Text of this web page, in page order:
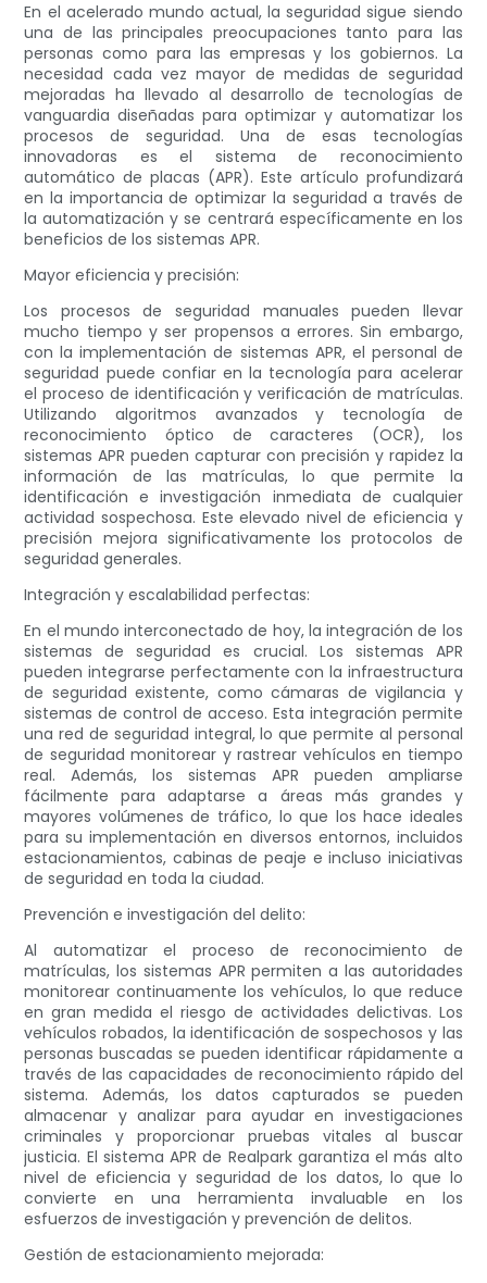
En el acelerado mundo actual, la seguridad sigue siendo
una de las principales preocupaciones tanto para las
personas como para las empresas y los gobiernos. La
necesidad cada vez mayor de medidas de seguridad
mejoradas ha llevado al desarrollo de tecnologías de
vanguardia diseñadas para optimizar y automatizar los
procesos de seguridad. Una de esas tecnologías
innovadoras es el sistema de reconocimiento
automático de placas (APR). Este artículo profundizará
en la importancia de optimizar la seguridad a través de
la automatización y se centrará específicamente en los
beneficios de los sistemas APR.
Mayor eficiencia y precisión:
Los procesos de seguridad manuales pueden llevar
mucho tiempo y ser propensos a errores. Sin embargo,
con la implementación de sistemas APR, el personal de
seguridad puede confiar en la tecnología para acelerar
el proceso de identificación y verificación de matrículas.
Utilizando algoritmos avanzados y tecnología de
reconocimiento óptico de caracteres (OCR), los
sistemas APR pueden capturar con precisión y rapidez la
información de las matrículas, lo que permite la
identificación e investigación inmediata de cualquier
actividad sospechosa. Este elevado nivel de eficiencia y
precisión mejora significativamente los protocolos de
seguridad generales.
Integración y escalabilidad perfectas:
En el mundo interconectado de hoy, la integración de los
sistemas de seguridad es crucial. Los sistemas APR
pueden integrarse perfectamente con la infraestructura
de seguridad existente, como cámaras de vigilancia y
sistemas de control de acceso. Esta integración permite
una red de seguridad integral, lo que permite al personal
de seguridad monitorear y rastrear vehículos en tiempo
real. Además, los sistemas APR pueden ampliarse
fácilmente para adaptarse a áreas más grandes y
mayores volúmenes de tráfico, lo que los hace ideales
para su implementación en diversos entornos, incluidos
estacionamientos, cabinas de peaje e incluso iniciativas
de seguridad en toda la ciudad.
Prevención e investigación del delito:
Al automatizar el proceso de reconocimiento de
matrículas, los sistemas APR permiten a las autoridades
monitorear continuamente los vehículos, lo que reduce
en gran medida el riesgo de actividades delictivas. Los
vehículos robados, la identificación de sospechosos y las
personas buscadas se pueden identificar rápidamente a
través de las capacidades de reconocimiento rápido del
sistema. Además, los datos capturados se pueden
almacenar y analizar para ayudar en investigaciones
criminales y proporcionar pruebas vitales al buscar
justicia. El sistema APR de Realpark garantiza el más alto
nivel de eficiencia y seguridad de los datos, lo que lo
convierte en una herramienta invaluable en los
esfuerzos de investigación y prevención de delitos.
Gestión de estacionamiento mejorada: